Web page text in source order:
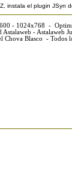
instala el plugin JSyn
- 1024x768 -
Astalaweb - Astalaweb
Chova Blasco - Todos